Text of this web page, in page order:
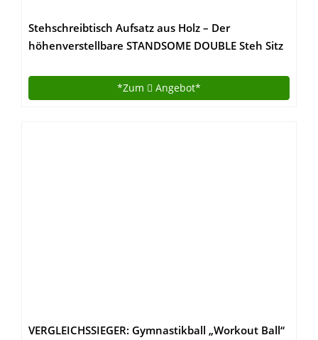
Stehschreibtisch Aufsatz aus Holz – Der
höhenverstellbare STANDSOME DOUBLE Steh Sitz
*Zum Angebot*
VERGLEICHSSIEGER: Gymnastikball „Workout Ball“